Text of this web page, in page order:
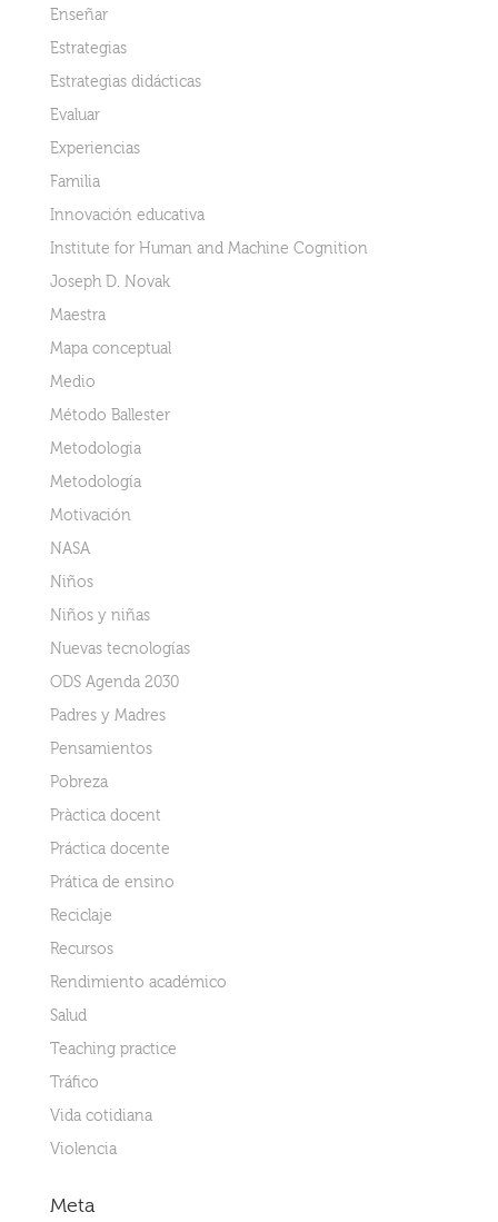
Enseñar
Estrategias
Estrategias didácticas
Evaluar
Experiencias
Familia
Innovación educativa
Institute for Human and Machine Cognition
Joseph D. Novak
Maestra
Mapa conceptual
Medio
Método Ballester
Metodologia
Metodología
Motivación
NASA
Niños
Niños y niñas
Nuevas tecnologías
ODS Agenda 2030
Padres y Madres
Pensamientos
Pobreza
Pràctica docent
Práctica docente
Prática de ensino
Reciclaje
Recursos
Rendimiento académico
Salud
Teaching practice
Tráfico
Vida cotidiana
Violencia
Meta